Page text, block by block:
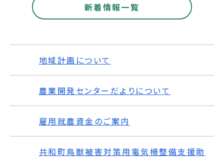
新着情報一覧
地域計画について
農業開発センターだよりについて
雇用就農資金のご案内
共和町鳥獣被害対策用電気柵整備支援助